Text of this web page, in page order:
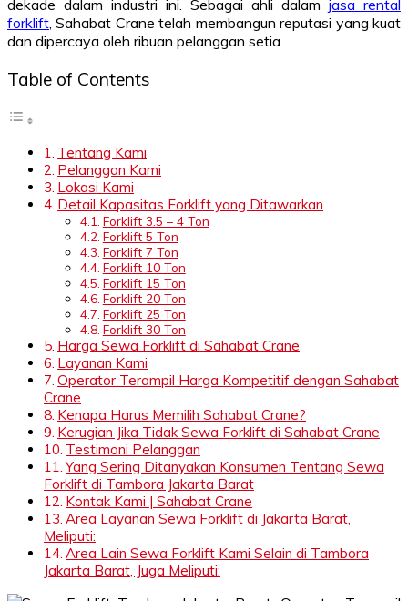
dekade dalam industri ini. Sebagai ahli dalam jasa rental
forklift, Sahabat Crane telah membangun reputasi yang kuat
dan dipercaya oleh ribuan pelanggan setia.
Table of Contents
Tentang Kami
Pelanggan Kami
Lokasi Kami
Detail Kapasitas Forklift yang Ditawarkan
Forklift 3.5 – 4 Ton
Forklift 5 Ton
Forklift 7 Ton
Forklift 10 Ton
Forklift 15 Ton
Forklift 20 Ton
Forklift 25 Ton
Forklift 30 Ton
Harga Sewa Forklift di Sahabat Crane
Layanan Kami
Operator Terampil Harga Kompetitif dengan Sahabat
Crane
Kenapa Harus Memilih Sahabat Crane?
Kerugian Jika Tidak Sewa Forklift di Sahabat Crane
Testimoni Pelanggan
Yang Sering Ditanyakan Konsumen Tentang Sewa
Forklift di Tambora Jakarta Barat
Kontak Kami | Sahabat Crane
Area Layanan Sewa Forklift di Jakarta Barat,
Meliputi:
Area Lain Sewa Forklift Kami Selain di Tambora
Jakarta Barat, Juga Meliputi: